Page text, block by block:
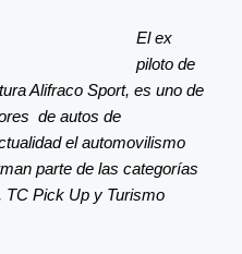
El ex
piloto de
Alifraco Sport, es uno de
de autos de
el automovilismo
parte de las categorías
TC Pick Up y Turismo